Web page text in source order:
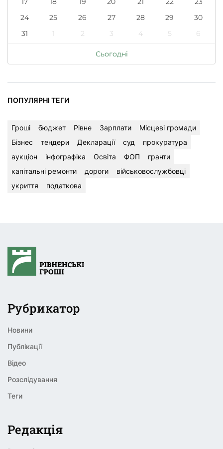
24
25 26 27 28 29
30
31
1 2 3 4 5 6
Сьогодні
ПОПУЛЯРНІ ТЕГИ
Гроші бюджет Рівне Зарплати
Місцеві громади
Бізнес
тендери Декларації суд
прокуратура
аукціон
інфографіка Освіта ФОП
гранти
капітальні ремонти
дороги
військовослужбовці
укриття
податкова
Рубрикатор
Новини
Публікації
Відео
Розслідування
Теги
Редакція